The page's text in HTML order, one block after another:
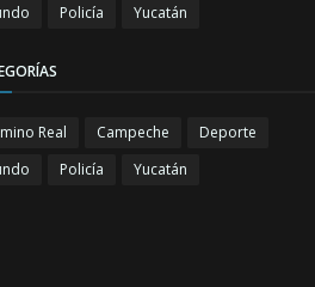
Policía Yucatán
Real Campeche
Deporte
Policía Yucatán